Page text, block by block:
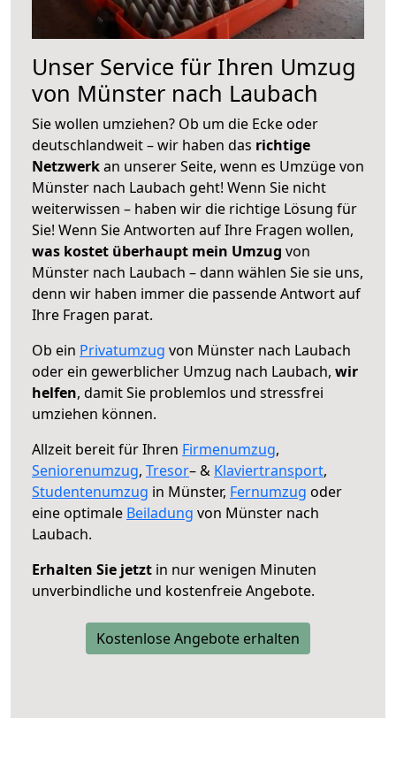
Unser Service für Ihren Umzug
von Münster nach Laubach
Sie wollen umziehen? Ob um die Ecke oder
deutschlandweit – wir haben das richtige
Netzwerkan unserer Seite, wenn es Umzüge von
Münster nach Laubach geht! Wenn Sie nicht
weiterwissen – haben wir die richtige Lösung für
Sie! Wenn Sie Antworten auf Ihre Fragen wollen,
was kostet überhaupt mein Umzug von
Münster nach Laubach – dann wählen Sie sie uns,
denn wir haben immer die passende Antwort auf
Ihre Fragen parat.
Ob ein Privatumzug von Münster nach Laubach
oder ein gewerblicher Umzug nach Laubach, wir
helfen, damit Sie problemlos und stressfrei
umziehen können.
Allzeit bereit für Ihren Firmenumzug,
Seniorenumzug, Tresor– & Klaviertransport,
Studentenumzug in Münster, Fernumzug oder
eine optimale Beiladung von Münster nach
Laubach.
Erhalten Sie jetzt in nur wenigen Minuten
unverbindliche und kostenfreie Angebote.
Kostenlose Angebote erhalten